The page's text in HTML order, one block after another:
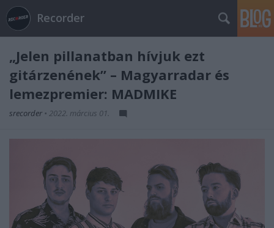
Recorder
„Jelen pillanatban hívjuk ezt
gitárzenének” – Magyarradar és
lemezpremier: MADMIKE
srecorder • 2022. március 01.